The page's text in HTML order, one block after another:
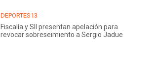
DEPORTES13
Fiscalía y SII presentan apelación para
revocar sobreseimiento a Sergio Jadue